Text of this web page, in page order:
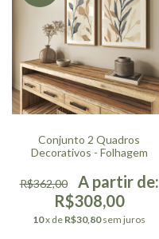
Conjunto 2 Quadros
Decorativos - Folhagem
R$362,00
R$308,00
10x de R$30,80 sem juros